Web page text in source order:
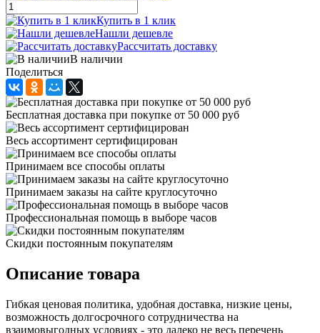
Купить в 1 клик
Нашли дешевле
Рассчитать доставку
В наличии
Поделиться
Бесплатная доставка при покупке от 50 000 руб
Весь ассортимент сертифицирован
Принимаем все способы оплаты
Принимаем заказы на сайте круглосуточно
Профессиональная помощь в выборе часов
Скидки постоянным покупателям
Описание товара
Гибкая ценовая политика, удобная доставка, низкие цены,
возможность долгосрочного сотрудничества на
взаимовыгодных условиях - это далеко не весь перечень